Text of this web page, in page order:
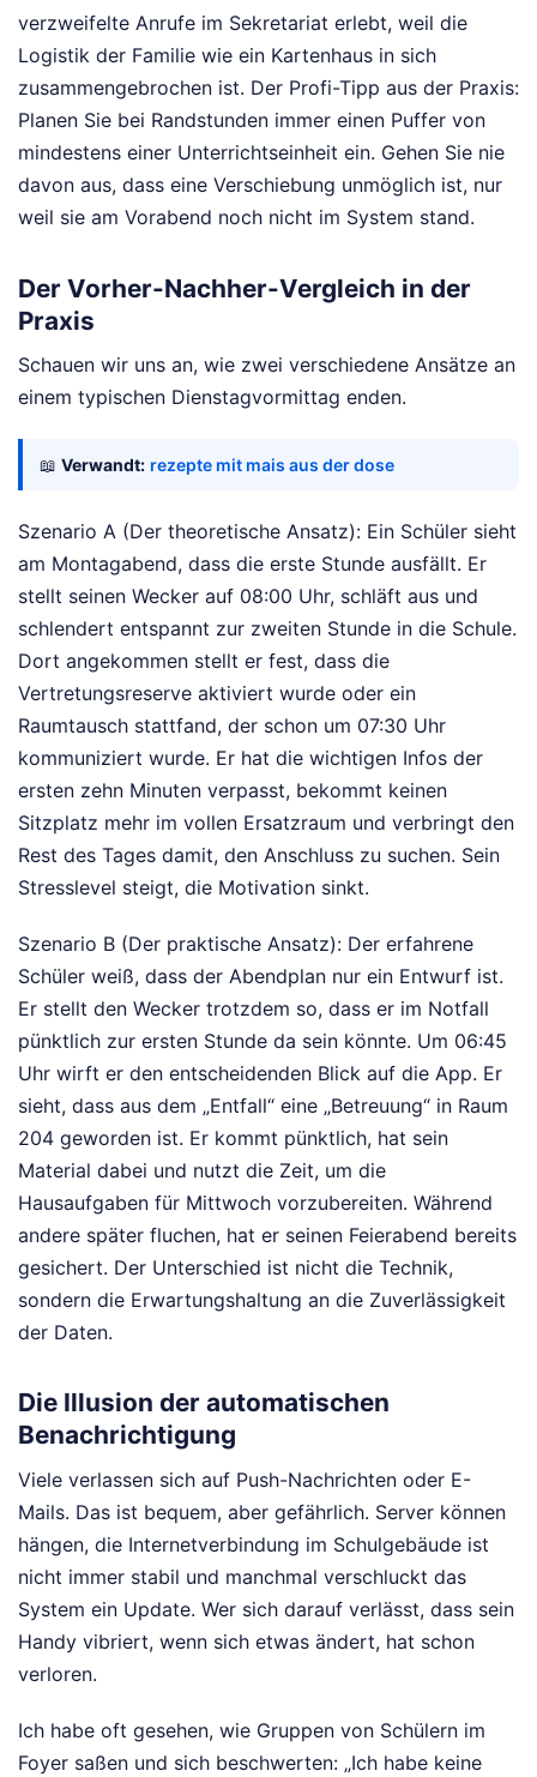
verzweifelte Anrufe im Sekretariat erlebt, weil die
Logistik der Familie wie ein Kartenhaus in sich
zusammengebrochen ist. Der Profi-Tipp aus der Praxis:
Planen Sie bei Randstunden immer einen Puffer von
mindestens einer Unterrichtseinheit ein. Gehen Sie nie
davon aus, dass eine Verschiebung unmöglich ist, nur
weil sie am Vorabend noch nicht im System stand.
Der Vorher-Nachher-Vergleich in der
Praxis
Schauen wir uns an, wie zwei verschiedene Ansätze an
einem typischen Dienstagvormittag enden.
📖 Verwandt: rezepte mit mais aus der dose
Szenario A (Der theoretische Ansatz): Ein Schüler sieht
am Montagabend, dass die erste Stunde ausfällt. Er
stellt seinen Wecker auf 08:00 Uhr, schläft aus und
schlendert entspannt zur zweiten Stunde in die Schule.
Dort angekommen stellt er fest, dass die
Vertretungsreserve aktiviert wurde oder ein
Raumtausch stattfand, der schon um 07:30 Uhr
kommuniziert wurde. Er hat die wichtigen Infos der
ersten zehn Minuten verpasst, bekommt keinen
Sitzplatz mehr im vollen Ersatzraum und verbringt den
Rest des Tages damit, den Anschluss zu suchen. Sein
Stresslevel steigt, die Motivation sinkt.
Szenario B (Der praktische Ansatz): Der erfahrene
Schüler weiß, dass der Abendplan nur ein Entwurf ist.
Er stellt den Wecker trotzdem so, dass er im Notfall
pünktlich zur ersten Stunde da sein könnte. Um 06:45
Uhr wirft er den entscheidenden Blick auf die App. Er
sieht, dass aus dem „Entfall“ eine „Betreuung“ in Raum
204 geworden ist. Er kommt pünktlich, hat sein
Material dabei und nutzt die Zeit, um die
Hausaufgaben für Mittwoch vorzubereiten. Während
andere später fluchen, hat er seinen Feierabend bereits
gesichert. Der Unterschied ist nicht die Technik,
sondern die Erwartungshaltung an die Zuverlässigkeit
der Daten.
Die Illusion der automatischen
Benachrichtigung
Viele verlassen sich auf Push-Nachrichten oder E-
Mails. Das ist bequem, aber gefährlich. Server können
hängen, die Internetverbindung im Schulgebäude ist
nicht immer stabil und manchmal verschluckt das
System ein Update. Wer sich darauf verlässt, dass sein
Handy vibriert, wenn sich etwas ändert, hat schon
verloren.
Ich habe oft gesehen, wie Gruppen von Schülern im
Foyer saßen und sich beschwerten: „Ich habe keine